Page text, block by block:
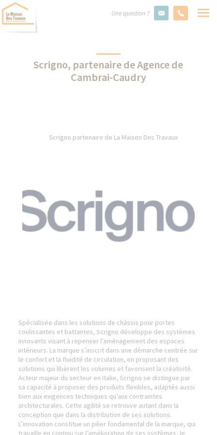
Une question ?
Scrigno, partenaire de Agence de
Cambrai-Caudry
Scrigno partenaire de La Maison Des Travaux
Spécialisée dans les solutions de châssis pour portes
coulissantes et battantes, Scrigno développe des systèmes
innovants visant à repenser l’aménagement des espaces
intérieurs. La marque s’inscrit dans une démarche centrée sur
le confort et la fluidité de circulation, en proposant des
solutions qui libèrent les volumes et favorisent la créativité.
Acteur majeur du secteur en Italie, Scrigno se distingue par
sa capacité à proposer des produits flexibles, adaptés aussi
bien aux exigences techniques qu’aux contraintes
architecturales. Cette agilité se retrouve autant dans la
conception que dans la distribution de ses solutions.
L’innovation constitue un pilier fondamental de la marque, qui
travaille en continu sur l’amélioration de ses systèmes, le